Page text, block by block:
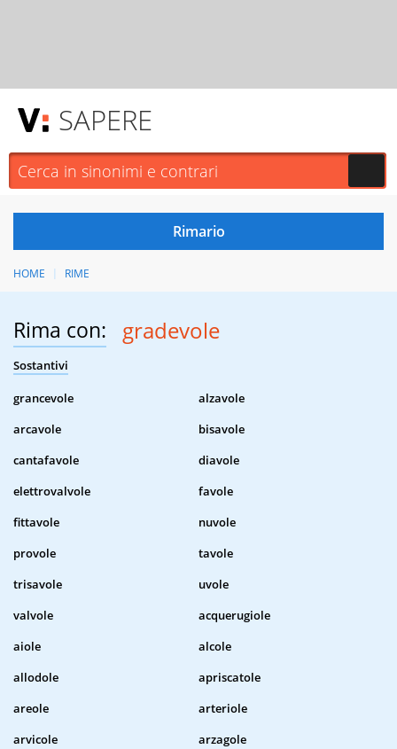
SAPERE
HOME RIME
Rima con: gradevole
Sostantivi
grancevole
alzavole
arcavole
bisavole
cantafavole
diavole
elettrovalvole
favole
fittavole
nuvole
provole
tavole
trisavole
uvole
valvole
acquerugiole
aiole
alcole
allodole
apriscatole
areole
arteriole
arvicole
arzagole